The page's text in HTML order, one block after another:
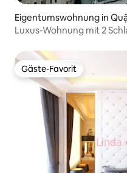
Eigentumswohnung in
Luxus-Wohnung mit 2
Gäste-Favorit
Gäste-Favorit